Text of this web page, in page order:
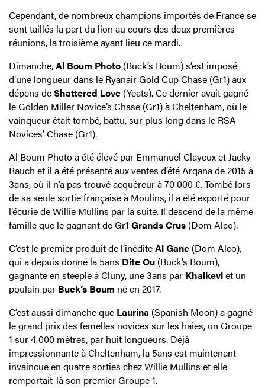
Cependant, de nombreux champions importés de France se
sont taillés la part du lion au cours des deux premières
réunions, la troisième ayant lieu ce mardi.
Dimanche,Al Boum Photo (Buck’s Boum) s’est imposé
d’une longueur dans le Ryanair Gold Cup Chase (Gr1) aux
dépens deShattered Love (Yeats). Ce dernier avait gagné
le Golden Miller Novice’s Chase (Gr1) à Cheltenham, où le
vainqueur était tombé, battu, sur plus long dans le RSA
Novices’ Chase (Gr1).
Al Boum Photo a été élevé par Emmanuel Clayeux et Jacky
Rauch et il a été présenté aux ventes d’été Arqana de 2015 à
3ans, où il n’a pas trouvé acquéreur à 70 000 €. Tombé lors
de sa seule sortie française à Moulins, il a été exporté pour
l’écurie de Willie Mullins par la suite. Il descend de la même
famille que le gagnant de Gr1 Grands Crus (Dom Alco).
C’est le premier produit de l’inéditeAl Gane (Dom Alco),
qui a depuis donné la 5ans Dite Ou (Buck’s Boum),
gagnante en steeple à Cluny, une 3ans par Khalkeviet un
poulain par Buck’s Boum né en 2017.
C’est aussi dimanche que Laurina (Spanish Moon) a gagné
le grand prix des femelles novices sur les haies, un Groupe
1 sur 4 000 mètres, par huit longueurs. Déjà
impressionnante à Cheltenham, la 5ans est maintenant
invaincue en quatre sorties chez Willie Mullins et elle
remportait-là son premier Groupe 1.